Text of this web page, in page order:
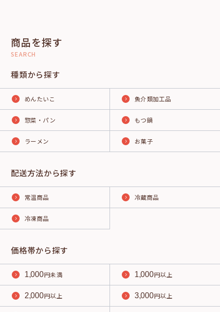
商品を探す
SEARCH
種類から探す
めんたいこ 魚介類加工品
惣菜・パン もつ鍋
ラーメン お菓子
配送方法から探す
常温商品 冷蔵商品
冷凍商品
価格帯から探す
1,000円未満 1,000円以上
2,000円以上 3,000円以上